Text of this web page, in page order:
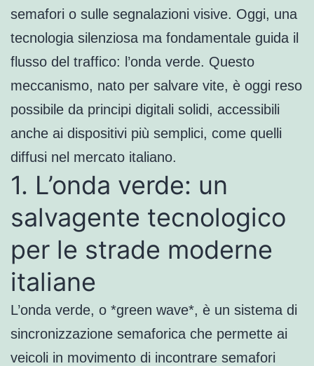
semafori o sulle segnalazioni visive. Oggi, una
tecnologia silenziosa ma fondamentale guida il
flusso del traffico: l’onda verde. Questo
meccanismo, nato per salvare vite, è oggi reso
possibile da principi digitali solidi, accessibili
anche ai dispositivi più semplici, come quelli
diffusi nel mercato italiano.
1. L’onda verde: un
salvagente tecnologico
per le strade moderne
italiane
L’onda verde, o *green wave*, è un sistema di
sincronizzazione semaforica che permette ai
veicoli in movimento di incontrare semafori